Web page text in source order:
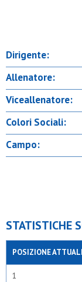
Dirigente:
Allenatore:
Viceallenatore:
Colori Sociali:
Campo:
STATISTICHE
POSIZIONE
1